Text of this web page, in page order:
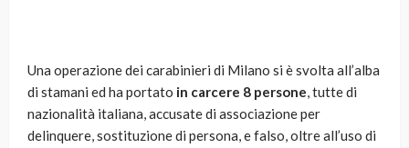
Una operazione dei carabinieri di Milano si è svolta all’alba
di stamani ed ha portato in carcere 8 persone, tutte di
nazionalità italiana, accusate di associazione per
delinquere, sostituzione di persona, e falso, oltre all’uso di